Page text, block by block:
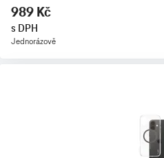
989 Kč
s DPH
Jednorázově